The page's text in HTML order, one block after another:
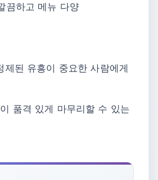
끔하고 메뉴 다양
제된 유흥이 중요한 사람에게
품격 있게 마무리할 수 있는